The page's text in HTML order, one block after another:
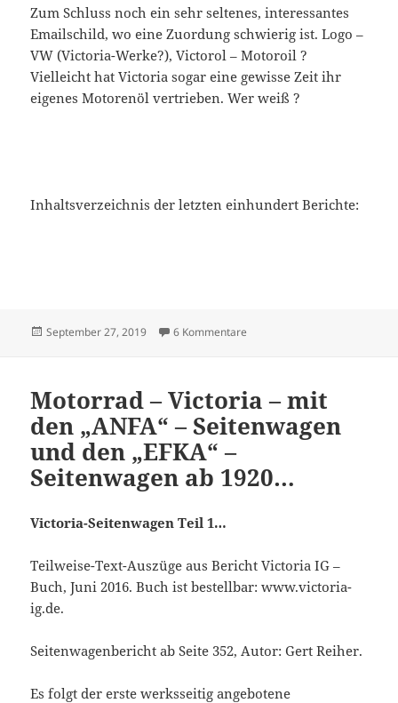
Zum Schluss noch ein sehr seltenes, interessantes
Emailschild, wo eine Zuordung schwierig ist. Logo –
VW (Victoria-Werke?), Victorol – Motoroil ?
Vielleicht hat Victoria sogar eine gewisse Zeit ihr
eigenes Motorenöl vertrieben. Wer weiß ?
Inhaltsverzeichnis der letzten einhundert Berichte:
Veröffentlicht
September 27, 2019 6 Kommentare
Motorrad – Victoria – mit
den „ANFA“ – Seitenwagen
und den „EFKA“ –
Seitenwagen ab 1920…
Victoria-Seitenwagen Teil 1…
Teilweise-Text-Auszüge aus Bericht Victoria IG –
Buch, Juni 2016. Buch ist bestellbar: www.victoria-
ig.de.
Seitenwagenbericht ab Seite 352, Autor: Gert Reiher.
Es folgt der erste werksseitig angebotene